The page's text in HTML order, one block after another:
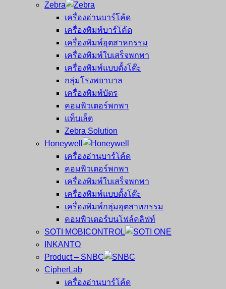
Zebra
เครื่องอ่านบาร์โค้ด
เครื่องพิมพ์บาร์โค้ด
เครื่องพิมพ์อุตสาหกรรม
เครื่องพิมพ์ใบเสร็จพกพา
เครื่องพิมพ์แบบตั้งโต๊ะ
กลุ่มโรงพยาบาล
เครื่องพิมพ์บัตร
คอมพิวเตอร์พกพา
แท็บเล็ต
Zebra Solution
Honeywell
เครื่องอ่านบาร์โค้ด
คอมพิวเตอร์พกพา
เครื่องพิมพ์ใบเสร็จพกพา
เครื่องพิมพ์แบบตั้งโต๊ะ
เครื่องพิมพ์กลุ่มอุตสาหกรรม
คอมพิวเตอร์บนโฟล์คลิฟท์
SOTI MOBICONTROL
INKANTO
Product – SNBC
CipherLab
เครื่องอ่านบาร์โค้ด